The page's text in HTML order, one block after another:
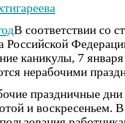
В соответствии со
Российской
каникулы, 7
нерабочими
праздничные
и воскресеньем.